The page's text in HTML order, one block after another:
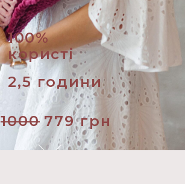
100%
користі
2,5 години
779 грн
1000